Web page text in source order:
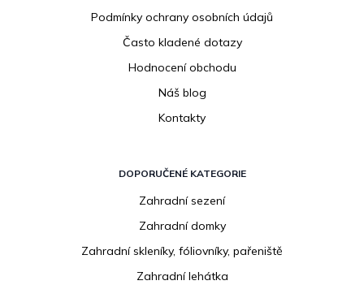
Podmínky ochrany osobních údajů
Často kladené dotazy
Hodnocení obchodu
Náš blog
Kontakty
DOPORUČENÉ KATEGORIE
Zahradní sezení
Zahradní domky
Zahradní skleníky, fóliovníky, pařeniště
Zahradní lehátka